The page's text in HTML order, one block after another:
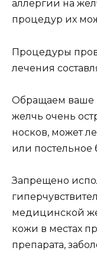
аллергии на
процедур их
Процедуры
лечения
Обращаем ваше
желчь очень
носков, может
или постельное
Запрещено
медицинской
кожи в местах
препарата,